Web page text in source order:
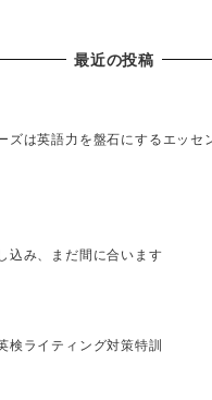
最近の投稿
ズは英語力を盤石にするエッセ
込み、まだ間に合います
検ライティング対策特訓